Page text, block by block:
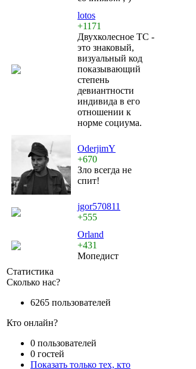
lotos
+1171
Двухколесное ТС -
это знаковый,
визуальный код
показывающий
степень
девиантности
индивида в его
отношении к
норме социума.
OderjimY
+670
Зло всегда не
спит!
jgor570811
+555
Orland
+431
Мопедист
Статистика
Сколько нас?
6265 пользователей
Кто онлайн?
0 пользователей
0 гостей
Показать только тех, кто